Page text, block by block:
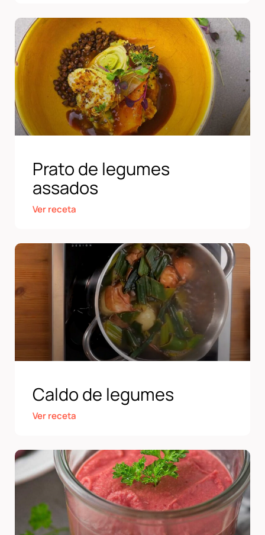
Prato de legumes
assados
Ver receta
Caldo de legumes
Ver receta